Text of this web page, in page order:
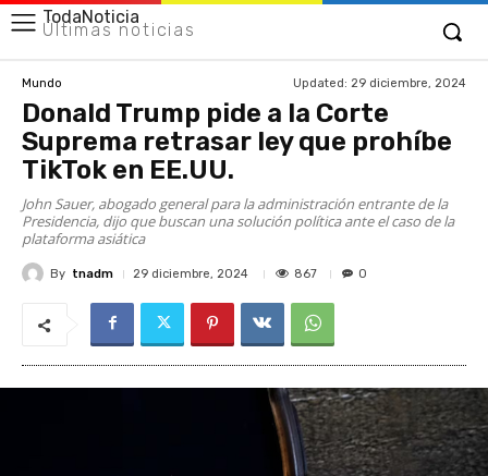
TodaNoticia
Últimas noticias
Mundo Updated: 29 diciembre, 2024
Donald Trump pide a la Corte
Suprema retrasar ley que prohíbe
TikTok en EE.UU.
John Sauer, abogado general para la administración entrante de la
Presidencia, dijo que buscan una solución política ante el caso de la
plataforma asiática
By tnadm 29 diciembre, 2024 867 0